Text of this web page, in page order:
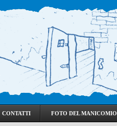
CONTATTI FOTO DEL MANICOMIO